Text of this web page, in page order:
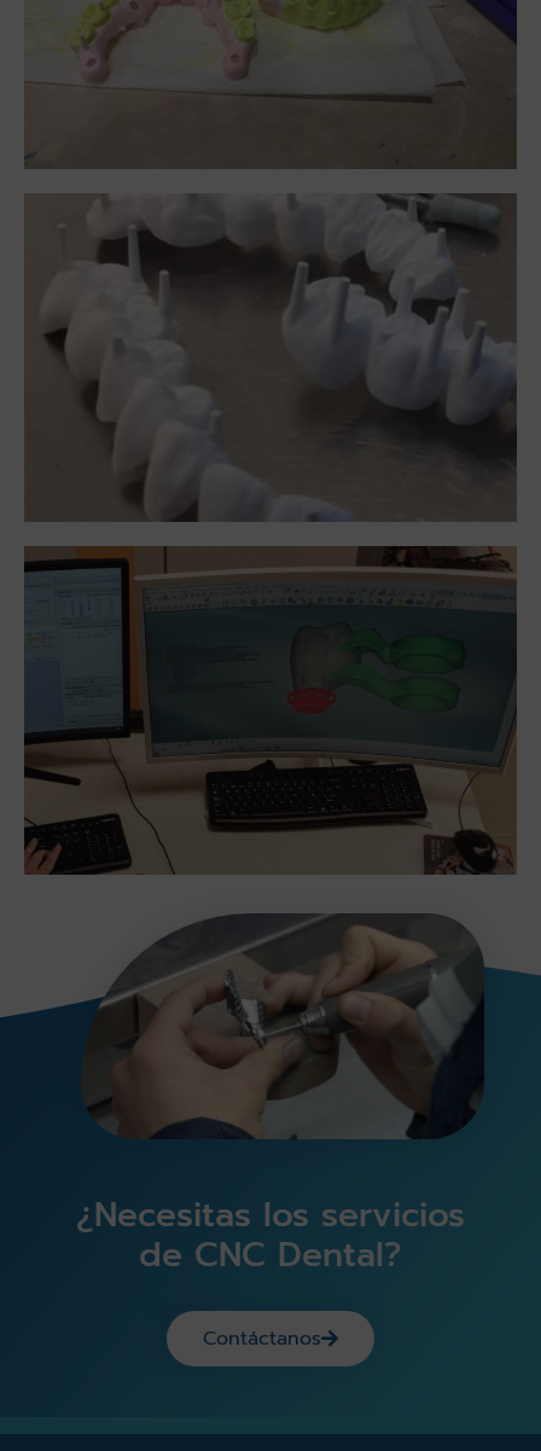
¿Necesitas los servicios
de CNC Dental?
Contáctanos